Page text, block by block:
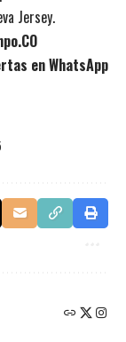
Jersey.
en WhatsApp